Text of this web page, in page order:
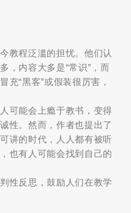
教程泛滥的担忧。他们认
，内容大多是“常识”，而
充“黑客”或假装很厉害，
可能会上瘾于教书，变得
性。然而，作者也提出了
讲的时代，人人都有被听
也有人可能会找到自己的
性反思，鼓励人们在教学